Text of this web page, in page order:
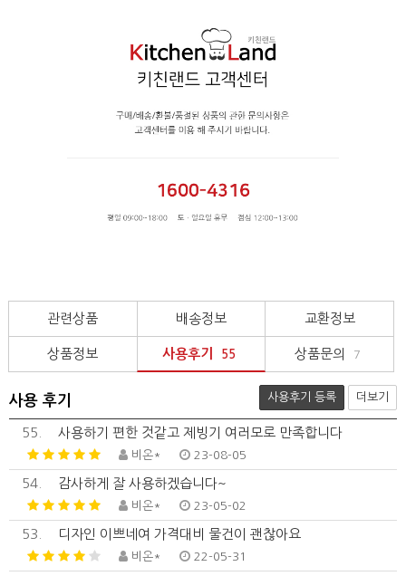
관련상품 배송정보 교환정보
상품정보 사용후기 55 상품문의 7
사용 후기 사용후기 등록 더보기
55. 사용하기 편한 것같고 제빙기 여러모로 만족합니다
비온* 23-08-05
54. 감사하게 잘 사용하겠습니다~
비온* 23-05-02
53. 디자인 이쁘네여 가격대비 물건이 괜찮아요
비온* 22-05-31